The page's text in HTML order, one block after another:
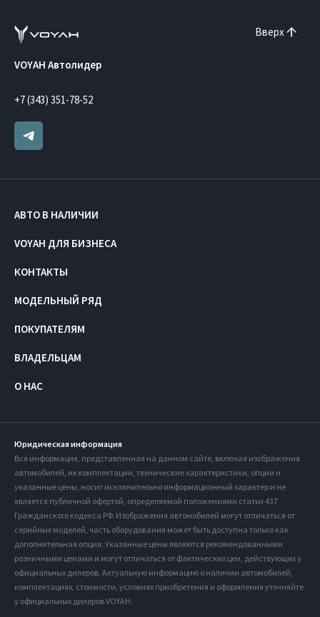
Вверх
VOYAH Автолидер
+7 (343) 351-78-52
АВТО В НАЛИЧИИ
VOYAH ДЛЯ БИЗНЕСА
КОНТАКТЫ
МОДЕЛЬНЫЙ РЯД
ПОКУПАТЕЛЯМ
ВЛАДЕЛЬЦАМ
О НАС
Юридическая информация
Вся информация, представленная на данном сайте, включая изображения
автомобилей, их комплектации, технические характеристики, опции и
указанные цены, носит исключительно информационный характер и не
является публичной офертой, определяемой положениями статьи 437
Гражданского кодекса РФ. Изображения автомобилей могут отличаться от
серийных моделей, часть оборудования может быть доступна только как
дополнительная опция. Указанные цены являются рекомендованными
розничными ценами и могут отличаться от фактических цен, действующих у
официальных дилеров. Актуальную информацию о наличии автомобилей,
комплектациях, стоимости, условиях приобретения и оформления уточняйте
у официальных дилеров VOYAH.